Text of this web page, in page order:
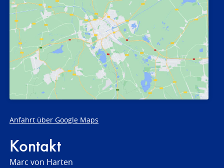
Anfahrt über Google Maps
Kontakt
Marc von Harten